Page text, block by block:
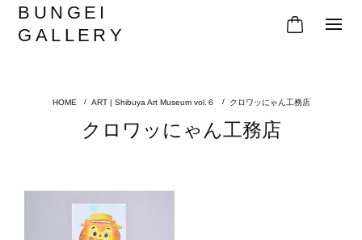
BUNGEI
GALLERY
ART | Shibuya Art Museum vol.６ クロワッにゃん工務店
クロワッにゃん工務店